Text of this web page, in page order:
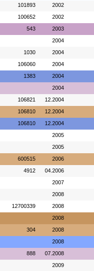
101893 2002
100652 2002
543 2003
2004
1030 2004
106060 2004
1383 2004
2004
106821 12.2004
106810 12.2004
106810 12.2004
2005
2005
600515 2006
4912 04.2006
2007
2008
12700339 2008
2008
304 2008
2008
888 07.2008
2009